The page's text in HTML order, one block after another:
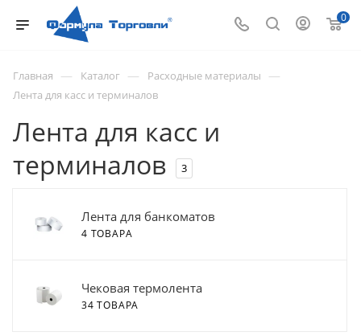
0
Главная — Каталог — Расходные материалы —
Лента для касс и терминалов
Лента для касс и
терминалов
3
Лента для банкоматов
4 ТОВАРА
Чековая термолента
34 ТОВАРА